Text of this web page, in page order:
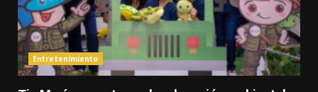
Entretenimiento